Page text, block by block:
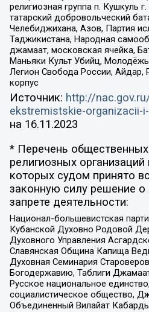
религиозная группа п. Кушкуль
татарский добровольческий
Челебиджихана, Азов, Партия
Таджикистана, Народная
джамаат, московская ячейка,
Маньяки Культ Убийц,
Легион Свобода России, Айдар,
корпус
Источник: http://
ekstremistskie-organizacii-
на 16.11.2023
* Перечень
религиозных
которых судом принято
законную силу решение о
запрете деятельности:
Национал-большевистская
Кубанской Духовно Родовой
Духовного Управления
Славянская Община Капища
Духовная Семинария
Богодержавию, Таблиги
Русское национальное
социалистическое общество,
Объединенный Вилайат